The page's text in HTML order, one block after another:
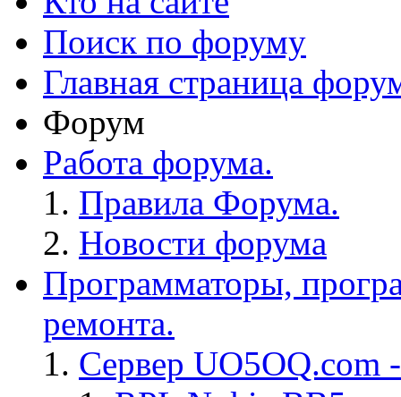
Поиск по форуму
Главная страница
Форум
Работа форума.
Правила Форума.
Новости форума
Программаторы,
ремонта.
Сервер